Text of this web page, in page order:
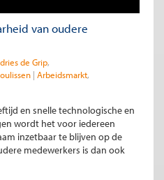
van oudere
de Grip
Arbeidsmarkt
en snelle technologische en
wordt het voor iedereen
inzetbaar te blijven op de
medewerkers is dan ook